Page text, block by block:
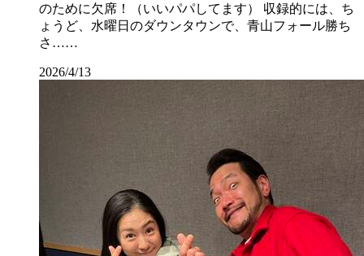
のために欠席！（いいパパしてます） 収録的には、ち
ょうど、水曜日のダウンタウンで、青山フォール勝ち
さ……
2026/4/13